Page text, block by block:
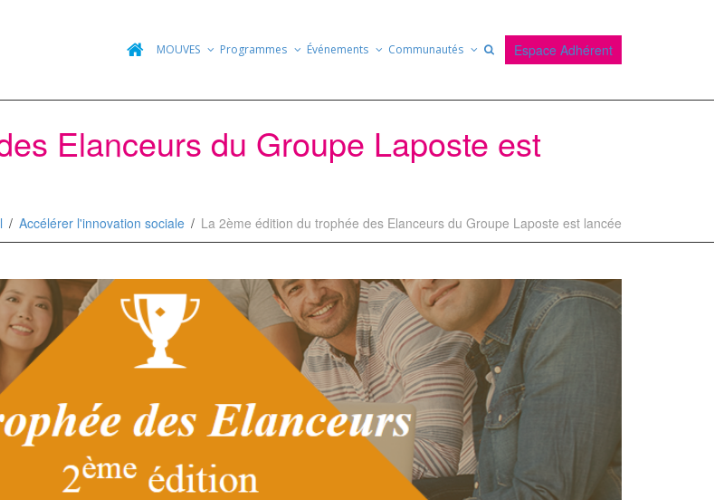
MOUVES Programmes Événements Communautés Espace Adhérent
Elanceurs du Groupe Laposte est
Accélérer l'innovation sociale La 2ème édition du trophée des Elanceurs du Groupe Laposte est lancée